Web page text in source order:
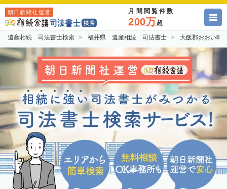
朝日新聞社運営 月間閲覧件数
200万超
遺産相続 司法書士検索 福井県 遺産相続 司法書士 大飯郡おおい